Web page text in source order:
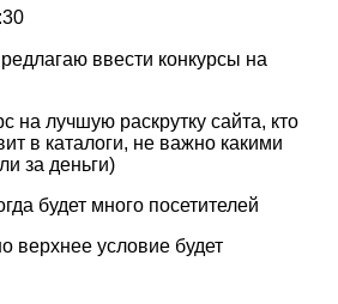
ввести конкурсы на
на лучшую раскрутку сайта, кто
в каталоги, не важно какими
за деньги)
будет много посетителей
верхнее условие будет